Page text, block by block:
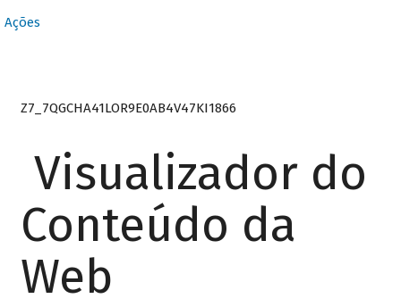
Ações
Z7_7QGCHA41LOR9E0AB4V47KI1866
Visualizador do
Conteúdo da
Web